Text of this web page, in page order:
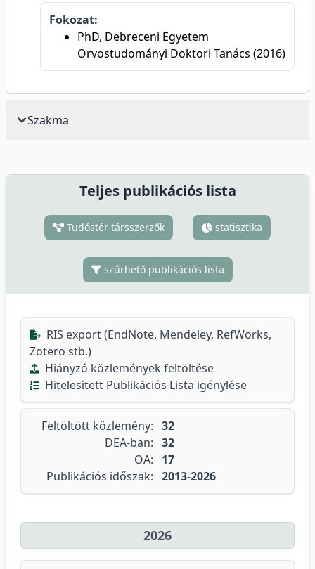
Fokozat:
PhD, Debreceni Egyetem
Orvostudományi Doktori Tanács (2016)
Szakma
Teljes publikációs lista
Tudóstér társszerzők statisztika
szűrhető publikációs lista
RIS export (EndNote, Mendeley, RefWorks,
Zotero stb.)
Hiányzó közlemények feltöltése
Hitelesített Publikációs Lista igénylése
Feltöltött közlemény: 32
DEA-ban: 32
OA:
17
Publikációs időszak: 2013-2026
2026